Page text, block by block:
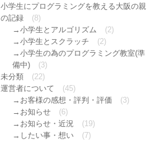
小学生にプログラミングを教える大阪の親
の記録
(8)
小学生とアルゴリズム
(2)
小学生とスクラッチ
(2)
小学生の為のプログラミング教室(準
備中)
(3)
未分類
(22)
運営者について
(45)
お客様の感想・評判・評価
(3)
お知らせ
(6)
お知らせ・近況
(19)
したい事・想い
(7)